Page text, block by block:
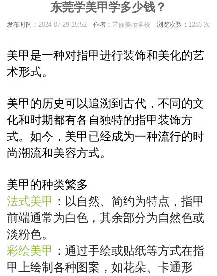
东莞学美甲学多少钱？
发布时间： 2024-07-29 15:52 作者： 艺丽美妆学校 浏览次数： 1283 次
美甲是一种对指甲进行装饰和美化的艺
术形式。
美甲的历史可以追溯到古代，不同的文
化和时期都有各自独特的指甲装饰方
式。如今，美甲已经成为一种流行的时
尚潮流和美容方式。
美甲的种类繁多
法式美甲 ：以自然、简约为特点，指甲
前端通常为白色，其余部分为自然色或
淡粉色。
彩绘美甲 ：通过手绘或贴纸等方式在指
甲上绘制各种图案，如花朵、卡通形